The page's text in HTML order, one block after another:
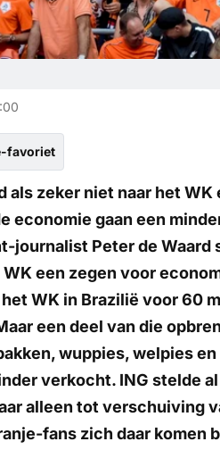
favoriet
als zeker niet naar het
economie gaan een
journalist Peter de
een zegen voor
WK in Brazilië voor 60
een deel van die
wuppies, welpies
verkocht. ING stelde
alleen tot verschuiving
fans zich daar komen